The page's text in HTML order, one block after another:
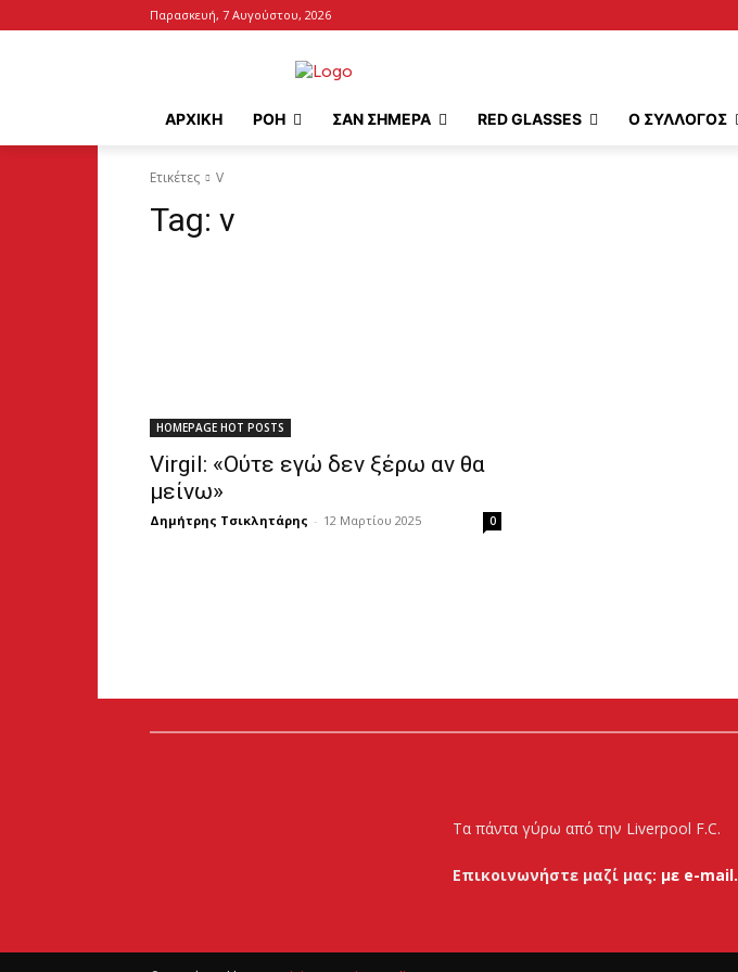
Παρασκευή, 7 Αυγούστου, 2026
ΑΡΧΙΚΉ ΡΟΗ ΣΑΝ ΣΗΜΕΡΑ RED GLASSES Ο ΣΥΛΛΟΓΟΣ
Ετικέτες V
Tag: v
HOMEPAGE HOT POSTS
Virgil: «Ούτε εγώ δεν ξέρω αν θα
μείνω»
Δημήτρης Τσικλητάρης - 12 Μαρτίου 2025 0
Τα πάντα γύρω από την Liverpool F.C.
Επικοινωνήστε μαζί μας: με e-mail.